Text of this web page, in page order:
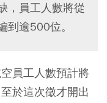
，員工人數將從
到逾500位。
員工人數預計將
於這次徵才開出